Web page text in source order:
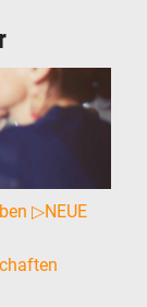
▷NEUE